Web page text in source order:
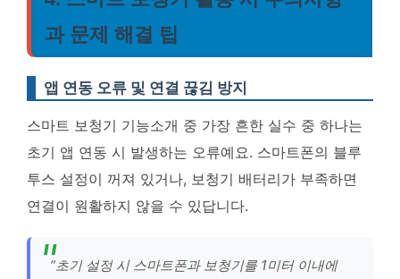
과 문제 해결 팁
앱 연동 오류 및 연결 끊김 방지
스마트 보청기 기능소개 중 가장 흔한 실수 중 하나는
초기 앱 연동 시 발생하는 오류예요. 스마트폰의 블루
투스 설정이 꺼져 있거나, 보청기 배터리가 부족하면
연결이 원활하지 않을 수 있답니다.
“초기 설정 시 스마트폰과 보청기를 1미터 이내에